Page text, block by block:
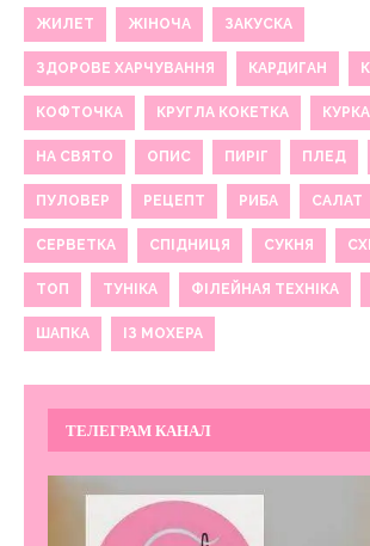
ЖИЛЕТ ЖІНОЧА ЗАКУСКА
ЗДОРОВЕ ХАРЧУВАННЯ КАРДИГАН
КОФТОЧКА КРУГЛА КОКЕТКА КУРКА
НА СВЯТО ОПИС ПИРІГ ПЛЕД
ПУЛОВЕР РЕЦЕПТ РИБА САЛАТ
СЕРВЕТКА СПІДНИЦЯ СУКНЯ
ТОП ТУНІКА ФІЛЕЙНАЯ ТЕХНІКА
ШАПКА ІЗ МОХЕРА
ТЕЛЕГРАМ КАНАЛ